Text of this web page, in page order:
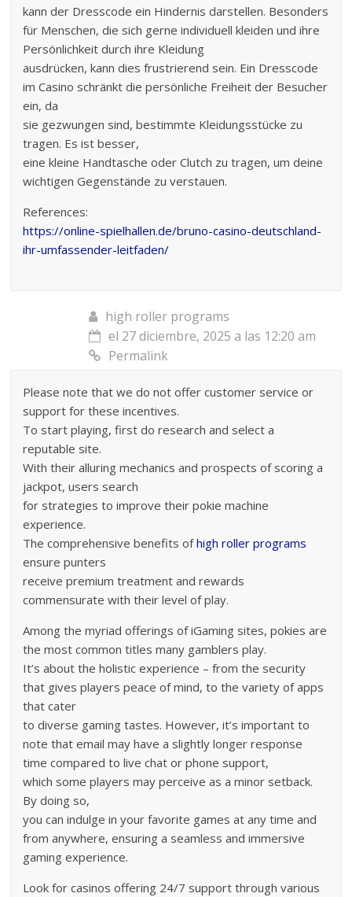
kann der Dresscode ein Hindernis darstellen. Besonders
für Menschen, die sich gerne individuell kleiden und ihre
Persönlichkeit durch ihre Kleidung
ausdrücken, kann dies frustrierend sein. Ein Dresscode
im Casino schränkt die persönliche Freiheit der Besucher
ein, da
sie gezwungen sind, bestimmte Kleidungsstücke zu
tragen. Es ist besser,
eine kleine Handtasche oder Clutch zu tragen, um deine
wichtigen Gegenstände zu verstauen.
References:
https://online-spielhallen.de/bruno-casino-deutschland-
ihr-umfassender-leitfaden/
high roller programs
el 27 diciembre, 2025 a las 12:20 am
Permalink
Please note that we do not offer customer service or
support for these incentives.
To start playing, first do research and select a
reputable site.
With their alluring mechanics and prospects of scoring a
jackpot, users search
for strategies to improve their pokie machine
experience.
The comprehensive benefits ofhigh roller programs
ensure punters
receive premium treatment and rewards
commensurate with their level of play.
Among the myriad offerings of iGaming sites, pokies are
the most common titles many gamblers play.
It’s about the holistic experience – from the security
that gives players peace of mind, to the variety of apps
that cater
to diverse gaming tastes. However, it’s important to
note that email may have a slightly longer response
time compared to live chat or phone support,
which some players may perceive as a minor setback.
By doing so,
you can indulge in your favorite games at any time and
from anywhere, ensuring a seamless and immersive
gaming experience.
Look for casinos offering 24/7 support through various